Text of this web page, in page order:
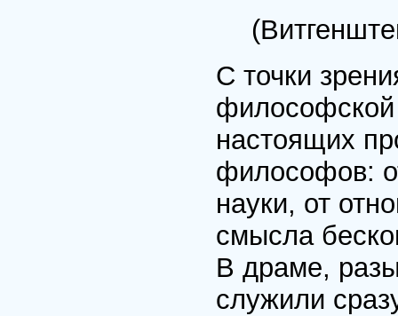
С точки
философской
настоящих
философов:
науки, от
смысла
В драме,
служили